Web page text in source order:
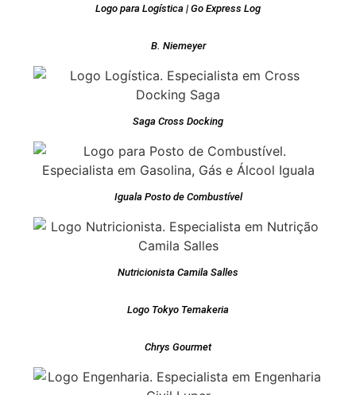
Logo para Logística | Go Express Log
B. Niemeyer
Saga Cross Docking
Iguala Posto de Combustível
Nutricionista Camila Salles
Logo Tokyo Temakeria
Chrys Gourmet